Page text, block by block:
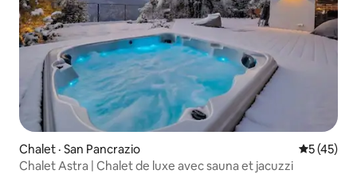
Chalet · San Pancrazio Note
5 (45)
Chalet Astra | Chalet de luxe avec sauna et jacuzzi